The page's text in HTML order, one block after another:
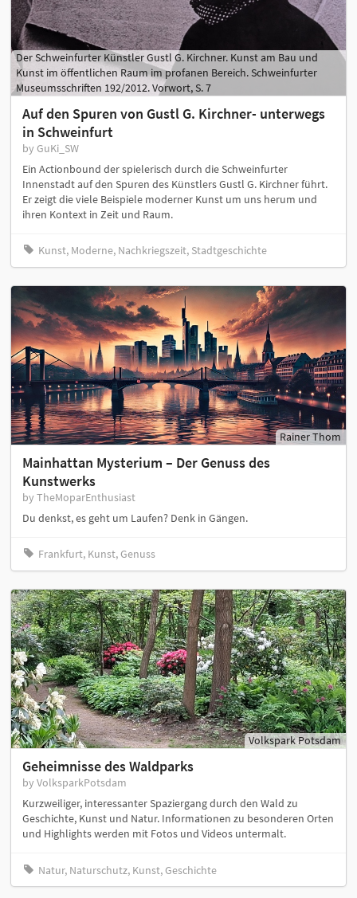
Der Schweinfurter Künstler Gustl G. Kirchner. Kunst am Bau und
Kunst im öffentlichen Raum im profanen Bereich. Schweinfurter
Museumsschriften 192/2012. Vorwort, S. 7
Auf den Spuren von Gustl G. Kirchner- unterwegs
in Schweinfurt
by GuKi_SW
Ein Actionbound der spielerisch durch die Schweinfurter
Innenstadt auf den Spuren des Künstlers Gustl G. Kirchner führt.
Er zeigt die viele Beispiele moderner Kunst um uns herum und
ihren Kontext in Zeit und Raum.
Kunst, Moderne, Nachkriegszeit, Stadtgeschichte
Rainer Thom
Mainhattan Mysterium – Der Genuss des
Kunstwerks
by TheMoparEnthusiast
Du denkst, es geht um Laufen? Denk in Gängen.
Frankfurt, Kunst, Genuss
Volkspark Potsdam
Geheimnisse des Waldparks
by VolksparkPotsdam
Kurzweiliger, interessanter Spaziergang durch den Wald zu
Geschichte, Kunst und Natur. Informationen zu besonderen Orten
und Highlights werden mit Fotos und Videos untermalt.
Natur, Naturschutz, Kunst, Geschichte